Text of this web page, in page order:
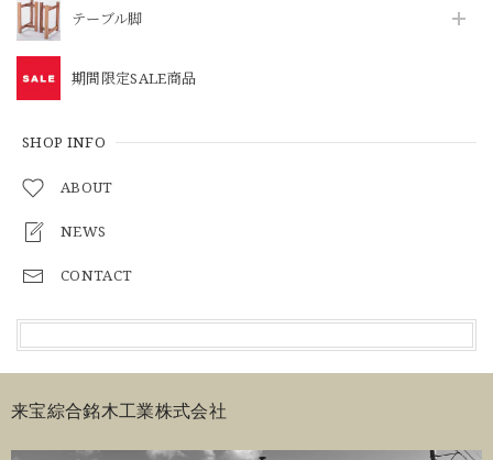
テーブル脚
期間限定SALE商品
SHOP INFO
ABOUT
NEWS
CONTACT
来宝綜合銘木工業株式会社